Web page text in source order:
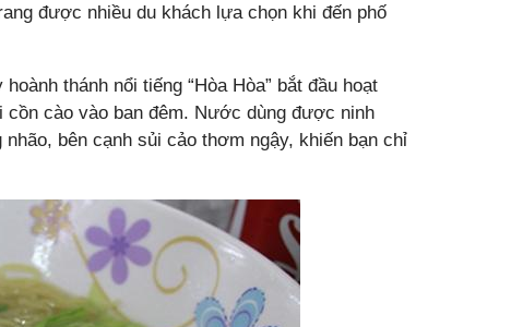
được nhiều du khách lựa chọn khi đến phố
thánh nổi tiếng “Hòa Hòa” bắt đầu hoạt
cào vào ban đêm. Nước dùng được ninh
bên cạnh sủi cảo thơm ngậy, khiến bạn chỉ